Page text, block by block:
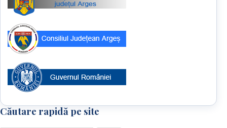
Căutare rapidă pe site